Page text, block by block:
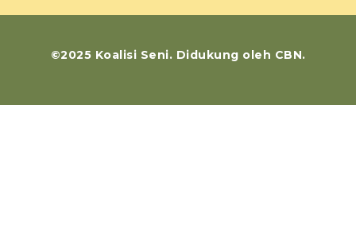
©2025 Koalisi Seni. Didukung oleh CBN.